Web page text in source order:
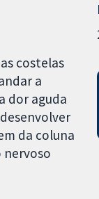
costelas
a
dor aguda
da coluna
nervoso